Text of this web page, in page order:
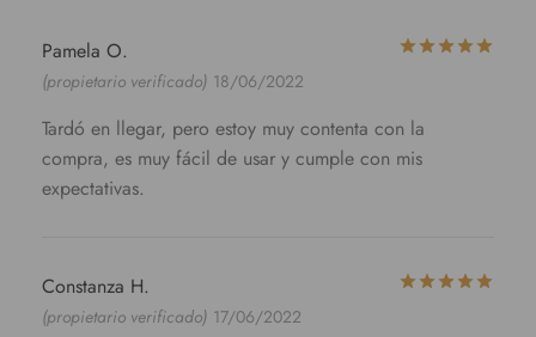
Pamela O.
(propietario verificado) 18/06/2022
Tardó en llegar, pero estoy muy contenta con la
compra, es muy fácil de usar y cumple con mis
expectativas.
Constanza H.
(propietario verificado) 17/06/2022